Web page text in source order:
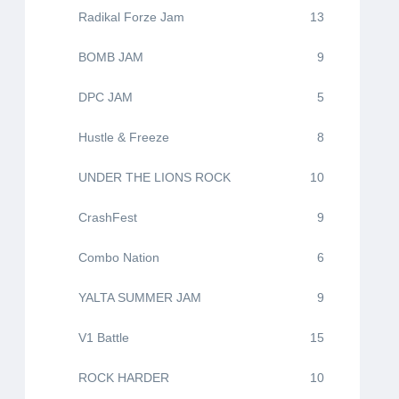
Radikal Forze Jam 13
BOMB JAM 9
DPC JAM 5
Hustle & Freeze 8
UNDER THE LIONS ROCK 10
CrashFest 9
Combo Nation 6
YALTA SUMMER JAM 9
V1 Battle 15
ROCK HARDER 10